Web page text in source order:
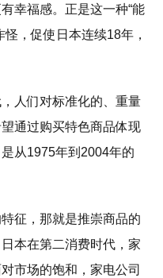
幸福感。正是这一种“能
，促使日本连续18年，
人们对标准化的、重量
通过购买特色商品体现
从1975年到2004年的
征，那就是推崇商品的
本在第二消费时代，家
市场的饱和，家电公司